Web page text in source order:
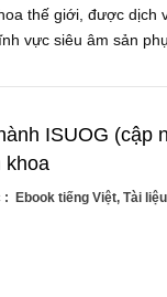
thế giới, được dịch
vực siêu âm sản
ISUOG (cập
khoa
: Ebook tiếng Việt, Tài liệu